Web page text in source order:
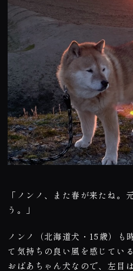
「ノンノ、また春が来たね。
う。」
ノンノ（北海道犬・15歳）も
て気持ちの良い風を感じている
おばあちゃん犬なので、左目